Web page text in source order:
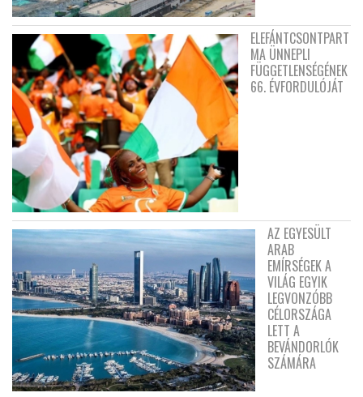
ELEFÁNTCSONTPART
MA ÜNNEPLI
FÜGGETLENSÉGÉNEK
66. ÉVFORDULÓJÁT
AZ EGYESÜLT
ARAB
EMÍRSÉGEK A
VILÁG EGYIK
LEGVONZÓBB
CÉLORSZÁGA
LETT A
BEVÁNDORLÓK
SZÁMÁRA